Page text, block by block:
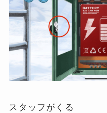
スタッフがくる